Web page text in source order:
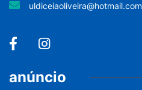
uldiceiaoliveira@hotmail.com
anúncio